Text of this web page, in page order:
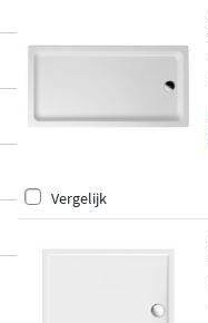
Vergelijk